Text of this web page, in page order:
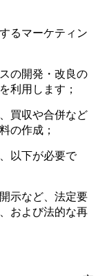
るマーケティン
の開発・改良の
利用します；
買収や合併など
の作成；
以下が必要で
示など、法定要
および法的な再